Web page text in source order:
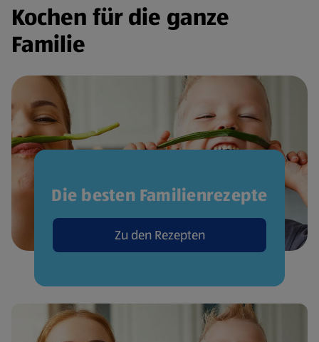
Kochen für die ganze
Familie
Die besten Familienrezepte
Zu den Rezepten